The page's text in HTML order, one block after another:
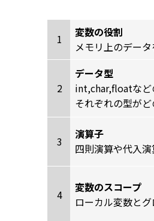
1
変数の役割
メモリ上のデー
2
データ型
int,char,floatなど
それぞれの型が
3
演算子
四則演算や代入
4
変数のスコープ
ローカル変数と